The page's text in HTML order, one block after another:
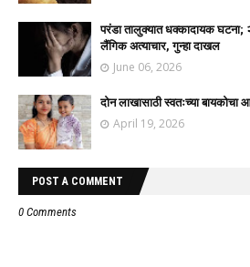
परंडा तालुक्यात धक्कादायक घटना;
लैंगिक अत्याचार, गुन्हा दाखल
June 06, 2026
दोन लाखासाठी स्वतःच्या
April 19, 2026
POST A COMMENT
0 Comments